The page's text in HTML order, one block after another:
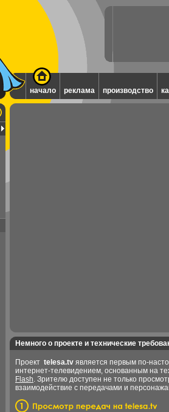
начало реклама производство
Немного о проекте и технические
Проект telesa.tv является первым по-
интернет-телевидением, основанным на
Flash. Зрителю доступен не только
взаимодействие с передачами и